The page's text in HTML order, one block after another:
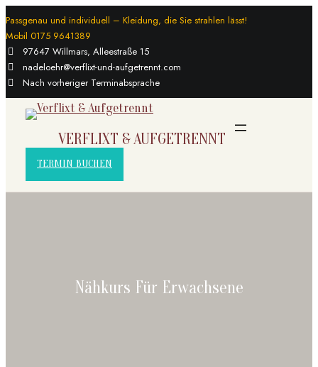
Zum
Inhalt
springen
Passgenau und individuell – Kleidung, die Sie strahlen lässt!
Mobil 0175 9641389
97647 Willmars, Alleestraße 15
nadeloehr@verflixt-und-aufgetrennt.com
Nach vorheriger Terminabsprache
VERFLIXT & AUFGETRENNT
TERMIN BUCHEN
Nähkurs Für Erwachsene